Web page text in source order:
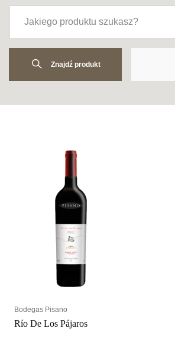
Znajdź produkt
Bodegas Pisano
Río De Los Pájaros